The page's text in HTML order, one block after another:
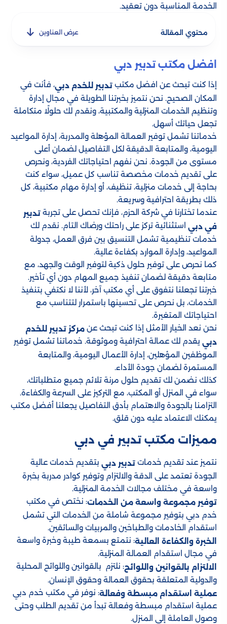
الخدمة المناسبة دون تعقيد.
محتوي المقالة عرض العناوين
افضل مكتب تدبير دبي
إذا كنت تبحث عن افضل مكتب تدبير للخدم دبي، فأنت في
المكان الصحيح. نحن نتميز بخبرتنا الطويلة في مجال إدارة
وتنظيم الخدمات المنزلية والمكتبية، ونقدم لك حلولًا متكاملة
تجعل حياتك أسهل.
خدماتنا تشمل توفير العمالة المؤهلة والمدربة، إدارة المواعيد
اليومية، والمتابعة الدقيقة لكل التفاصيل لضمان أعلى
مستوى من الجودة. نحن نفهم احتياجاتك الفردية، ونحرص
على تقديم خدمات مخصصة تناسب كل عميل، سواء كنت
بحاجة إلى خدمات منزلية، تنظيف، أو إدارة مهام مكتبية، كل
ذلك بطريقة احترافية وسريعة.
عندما تختارنا في شركة الحزم، فإنك تحصل على تجربة تدبير
في دبي استثنائية تركز على راحتك ورضاك التام. نقدم لك
خدمات تنظيمية تشمل التنسيق بين فرق العمل، جدولة
المواعيد، وإدارة الموارد بكفاءة عالية.
كما نحرص على توفير حلول ذكية لتوفير الوقت والجهد، مع
متابعة دقيقة لضمان تنفيذ جميع المهام دون أي تأخير.
خبرتنا تجعلنا نتفوق على أي مكتب آخر، لأننا لا نكتفي بتنفيذ
الخدمات، بل نحرص على تحسينها باستمرار لتتناسب مع
احتياجاتك المتغيرة.
نحن نعد الخيار الأمثل إذا كنت تبحث عن مركز تدبير للخدم
دبي​ يقدم لك عمالة احترافية وموثوقة. خدماتنا تشمل توفير
الموظفين المؤهلين، إدارة الأعمال اليومية، والمتابعة
المستمرة لضمان جودة الأداء.
كذلك نضمن لك تقديم حلول مرنة تلائم جميع متطلباتك،
سواء في المنزل أو المكتب، مع التركيز على السرعة والكفاءة.
التزامنا بالجودة والاهتمام بأدق التفاصيل يجعلنا أفضل مكتب
يمكنك الاعتماد عليه دون قلق.
مميزات مكتب تدبير في دبي
نتميز عند تقديم خدمات تدبير دبي بتقديم خدمات عالية
الجودة تعتمد على الدقة والالتزام وتوفير كوادر مدربة بخبرة
واسعة في مختلف مجالات الخدمة المنزلية.
توفير مجموعة واسعة من الخدمات: نختص في مكتب
خدم دبي بتوفير مجموعة شاملة من الخدمات التي تشمل
استقدام الخادمات والطباخين والمربيات والسائقين.
الخبرة والكفاءة العالية: نتمتع بسمعة طيبة وخبرة واسعة
في مجال استقدام العمالة المنزلية.
الالتزام بالقوانين واللوائح: نلتزم بالقوانين واللوائح المحلية
والدولية المتعلقة بحقوق العمالة وحقوق الإنسان.
عملية استقدام مبسطة وفعالة: نوفر في مكتب خدم دبي
عملية استقدام مبسطة وفعالة تبدأ من تقديم الطلب وحتى
وصول العاملة إلى المنزل.